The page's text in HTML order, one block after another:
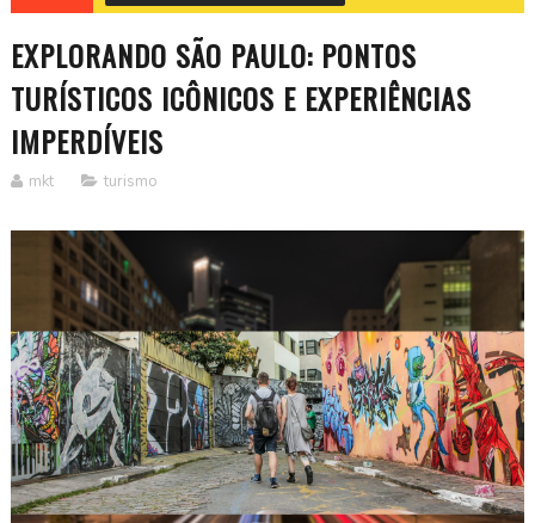
EXPLORANDO SÃO PAULO: PONTOS
TURÍSTICOS ICÔNICOS E EXPERIÊNCIAS
IMPERDÍVEIS
mkt turismo